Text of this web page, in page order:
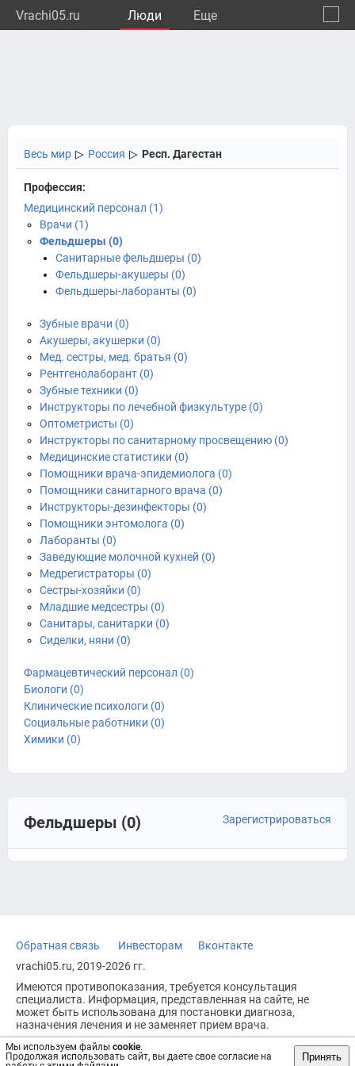
Vrachi05.ru Люди Eще
Мы используем файлы cookie.
Продолжая использовать сайт, вы даете свое согласие на
Принять
Весь мир ▷ Россия ▷ Респ. Дагестан
Профессия:
Медицинский персонал (1)
Врачи (1)
Фельдшеры (0)
Санитарные фельдшеры (0)
Фельдшеры-акушеры (0)
Фельдшеры-лаборанты (0)
Зубные врачи (0)
Акушеры, акушерки (0)
Мед. сестры, мед. братья (0)
Рентгенолаборант (0)
Зубные техники (0)
Инструкторы по лечебной физкультуре (0)
Оптометристы (0)
Инструкторы по санитарному просвещению (0)
Медицинские статистики (0)
Помощники врача-эпидемиолога (0)
Помощники санитарного врача (0)
Инструкторы-дезинфекторы (0)
Помощники энтомолога (0)
Лаборанты (0)
Заведующие молочной кухней (0)
Медрегистраторы (0)
Сестры-хозяйки (0)
Младшие медсестры (0)
Санитары, санитарки (0)
Сиделки, няни (0)
Фармацевтический персонал (0)
Биологи (0)
Клинические психологи (0)
Социальные работники (0)
Химики (0)
Фельдшеры (0) Зарегистрироваться
Обратная связь Инвесторам
Вконтакте
vrachi05.ru, 2019-2026 гг.
Имеются противопоказания, требуется консультация
специалиста. Информация, представленная на сайте, не
может быть использована для постановки диагноза,
назначения лечения и не заменяет прием врача.
Возрастное ограничение: 18+